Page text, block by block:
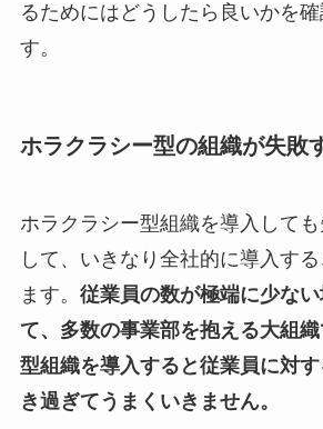
るためにはどうしたら良いかを
す。
ホラクラシー型の組織が失敗
ホラクラシー型組織を導入して
して、いきなり全社的に導入す
ます。 従業員の数が極端に少な
て、多数の事業部を抱える大組
型組織を導入すると従業員に対
き過ぎてうまくいきません。